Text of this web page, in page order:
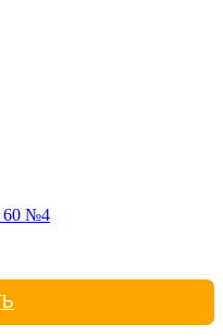
60 №4